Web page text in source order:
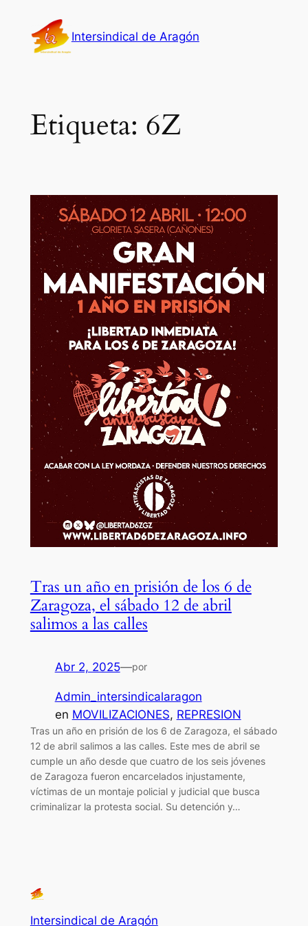
contenido
Intersindical de Aragón
Etiqueta: 6Z
Tras un año en prisión de los 6 de
Zaragoza, el sábado 12 de abril
salimos a las calles
Abr 2, 2025—por
Admin_intersindicalaragon
en MOVILIZACIONES, REPRESION
Tras un año en prisión de los 6 de Zaragoza, el sábado
12 de abril salimos a las calles. Este mes de abril se
cumple un año desde que cuatro de los seis jóvenes
de Zaragoza fueron encarcelados injustamente,
víctimas de un montaje policial y judicial que busca
criminalizar la protesta social. Su detención y…
Intersindical de Aragón